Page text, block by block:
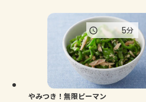
トーク
よくあるお問い合わせ
お買い物
やみつき！無限ピーマン
5分